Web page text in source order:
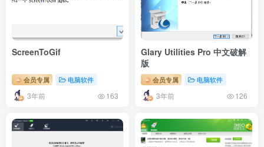
ScreenToGif
会员专属 电脑软件
3年前 163
Glary Utilities Pro 中文破解
版
会员专属 电脑软件
3年前 126